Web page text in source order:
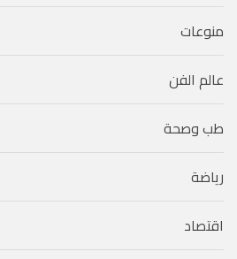
منوعات
عالم الفن
طب وصحة
رياضة
اقتصاد